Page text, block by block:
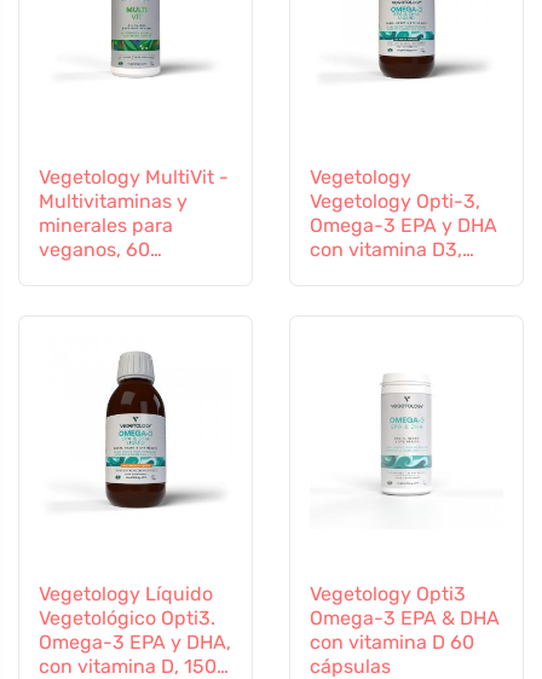
Vegetology MultiVit -
Multivitaminas y
minerales para
veganos, 60
Vegetology
Vegetology Opti-3,
Omega-3 EPA y DHA
con vitamina D3,
Vegetology Líquido
Vegetológico Opti3.
Omega-3 EPA y DHA,
con vitamina D, 150
Vegetology Opti3
Omega-3 EPA & DHA
con vitamina D 60
cápsulas